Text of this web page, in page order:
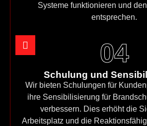
Systeme funktionieren und
entsprechen.
04
Schulung und
Wir bieten Schulungen für
ihre Sensibilisierung für
verbessern. Dies erhöht die
Arbeitsplatz und die